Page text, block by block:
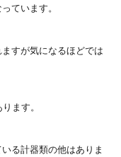
ています。
すが気になるほどでは
ます。
る計器類の他はありま